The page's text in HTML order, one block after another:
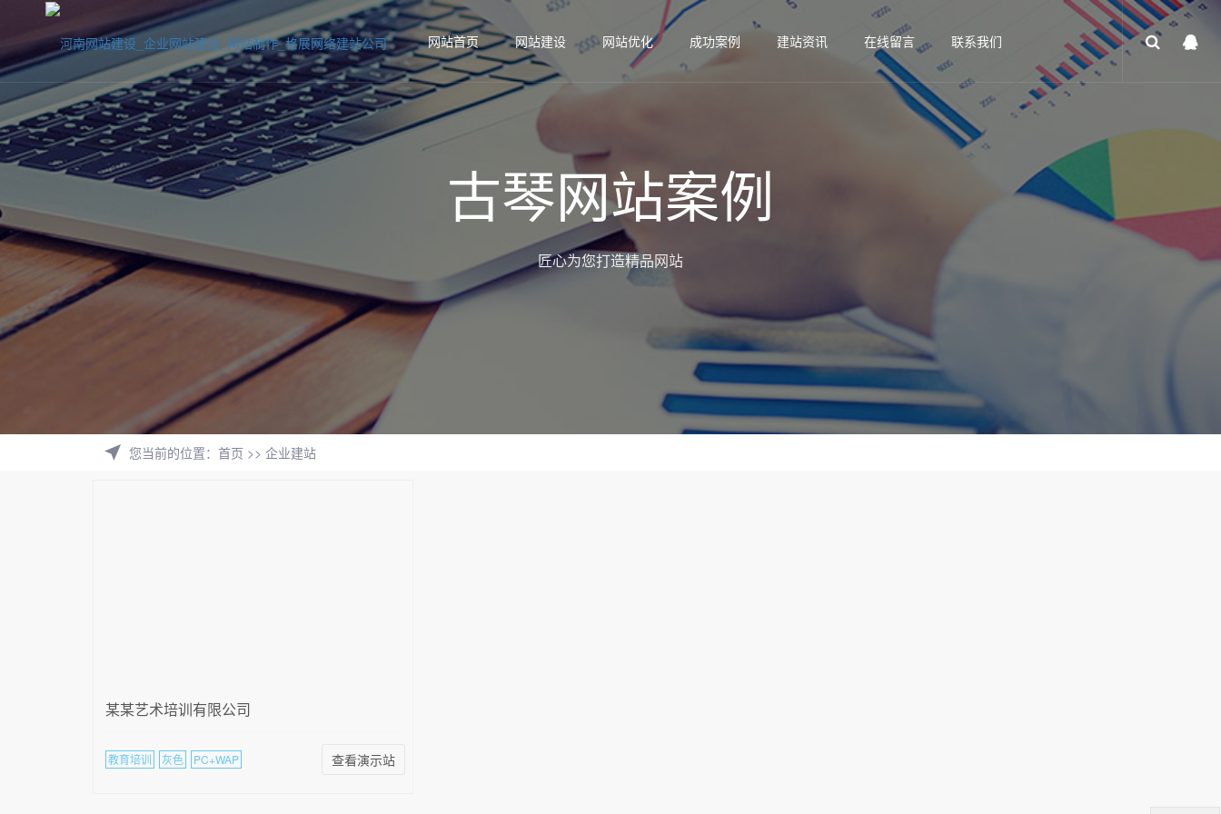
网站首页 网站建设 网站优化 成功案例 建站资讯 在线留言 联系我们
古琴网站案例
匠心为您打造精品网站
您当前的位置： 首页 >> 企业建站
某某艺术培训有限公司
教育培训 灰色 PC+WAP 查看演示站